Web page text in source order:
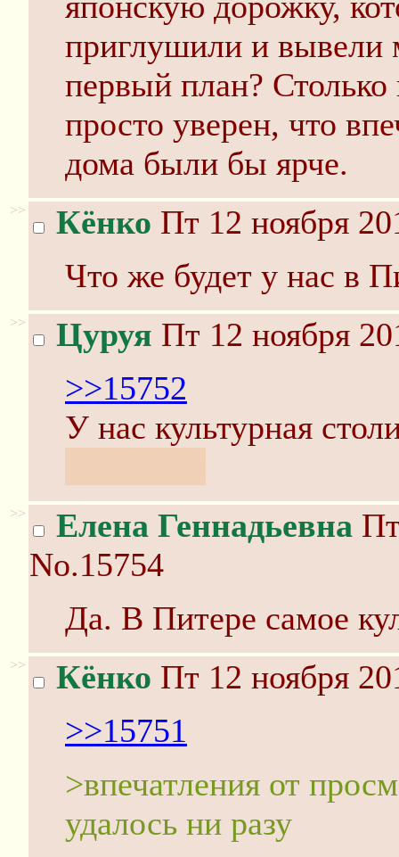
приглушили и вывели
первый план?
просто уверен, что
дома были бы ярче.
>> Кёнко Пт 12 ноября
Что же будет у нас в
>> Цуруя Пт 12 ноября
>>15752
У нас культурная
>> Елена Геннадьевна
No.15754
Да. В Питере самое
>> Кёнко Пт 12 ноября
>>15751
>впечатления от
удалось ни разу